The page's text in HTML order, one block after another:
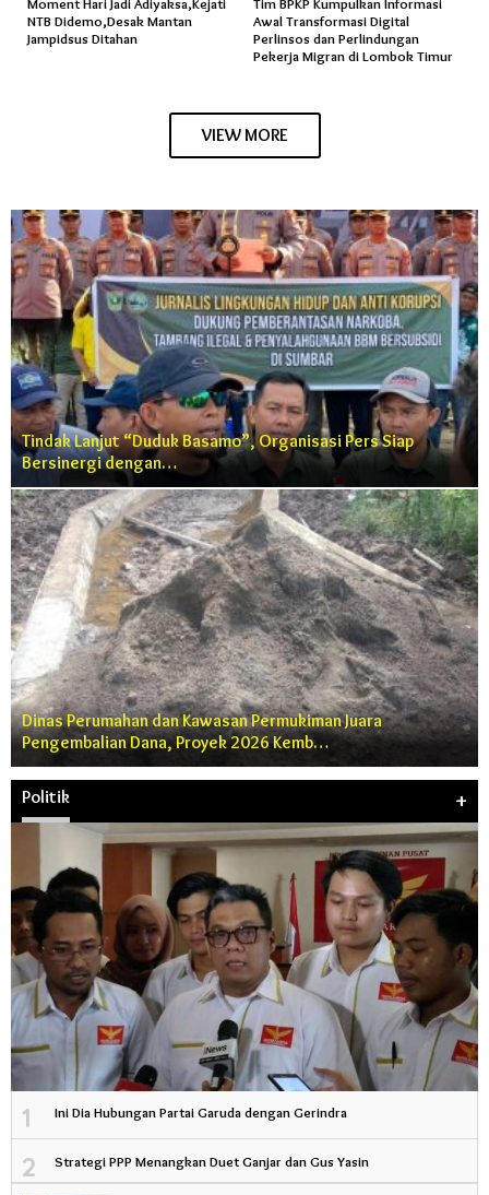
NTB Didemo,Desak Mantan
Jampidsus Ditahan
Awal Transformasi Digital
Perlinsos dan Perlindungan
Pekerja Migran di Lombok Timur
VIEW MORE
Tindak Lanjut “Duduk Basamo”, Organisasi Pers Siap
Bersinergi dengan…
Dinas Perumahan dan Kawasan Permukiman Juara
Pengembalian Dana, Proyek 2026 Kemb…
Politik +
1 Ini Dia Hubungan Partai Garuda dengan Gerindra
2 Strategi PPP Menangkan Duet Ganjar dan Gus Yasin